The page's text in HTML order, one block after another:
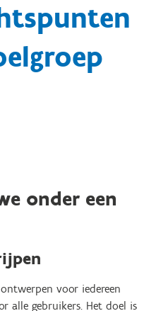
onder een
voor iedereen
alle gebruikers. Het doel is